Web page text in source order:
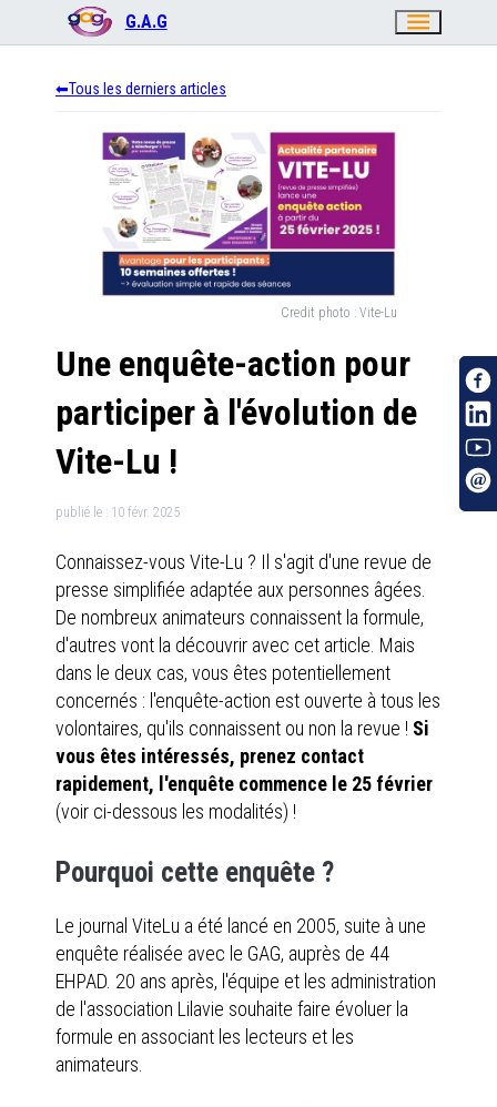
G.A.G menu
Tous les derniers articles
Credit photo : Vite-Lu
Une enquête-action pour
participer à l'évolution de
Vite-Lu !
publié le : 10 févr. 2025
Connaissez-vous Vite-Lu ? Il s'agit d'une revue de
presse simplifiée adaptée aux personnes âgées.
De nombreux animateurs connaissent la formule,
d'autres vont la découvrir avec cet article. Mais
dans le deux cas, vous êtes potentiellement
concernés : l'enquête-action est ouverte à tous les
volontaires, qu'ils connaissent ou non la revue ! Si
vous êtes intéressés, prenez contact
rapidement, l'enquête commence le 25 février
(voir ci-dessous les modalités) !
Pourquoi cette enquête ?
Le journal ViteLu a été lancé en 2005, suite à une
enquête réalisée avec le GAG, auprès de 44
EHPAD. 20 ans après, l'équipe et les administration
de l'association Lilavie souhaite faire évoluer la
formule en associant les lecteurs et les
animateurs.